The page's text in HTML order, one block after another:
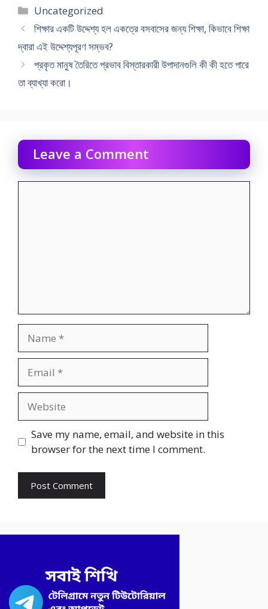
Categories
Uncategorized
শিক্ষার একটি উদ্দেশ্য হল একত্রে বসবাসের জন্য শিক্ষা, কিভাবে শিক্ষা
দ্বারা এই উদ্দেশ্যপূরণ সম্ভব?
প্রকৃত মানুষ তৈরিতে প্রভাব বিস্তারকারী উপাদানগুলি কী কী হতে পারে
তা ব্যাখ্যা করাে।
Leave a Comment
Save my name, email, and website in this
browser for the next time I comment.